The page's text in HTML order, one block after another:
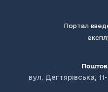
Портал
вул. Дегтярівська,